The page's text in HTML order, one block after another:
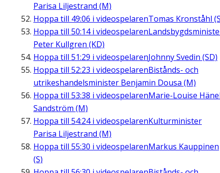
Parisa Liljestrand (M)
Hoppa till 49:06 i videospelarenTomas Kronståhl
Hoppa till 50:14i videospelaren
Peter Kullgren (KD)
Hoppa till 51:29 i videospelarenJohnny Svedin (SD)
Hoppa till 52:23 i videospelarenBistånds- och
utrikeshandelsminister Benjamin Dousa (M)
Hoppa till 53:38 i videospelarenMarie-Louise
Sandström (M)
Hoppa till 54:24i videospelarenKulturminister
Parisa Liljestrand (M)
Hoppa till 55:30 i videospelarenMarkus Kauppinen
(S)